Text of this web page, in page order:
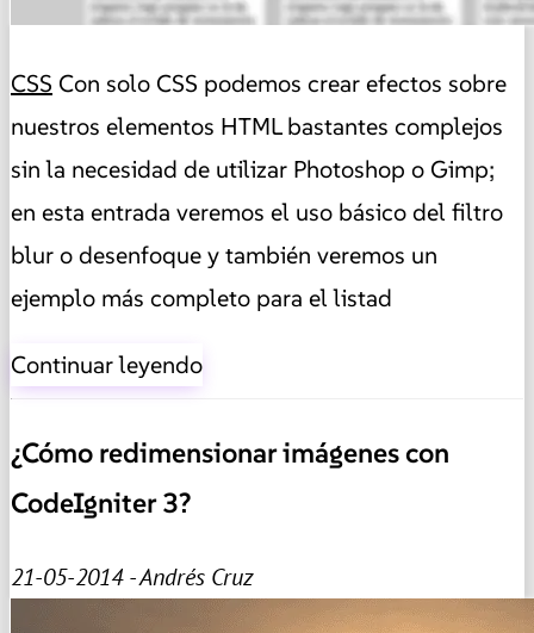
CSS Con solo CSS podemos crear efectos sobre
nuestros elementos HTML bastantes complejos
sin la necesidad de utilizar Photoshop o Gimp;
en esta entrada veremos el uso básico del filtro
blur o desenfoque y también veremos un
ejemplo más completo para el listad
Continuar leyendo
¿Cómo redimensionar imágenes con
CodeIgniter 3?
21-05-2014 - Andrés Cruz